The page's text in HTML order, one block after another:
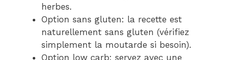
herbes.
Option sans gluten: la recette est
naturellement sans gluten (vérifiez
simplement la moutarde si besoin).
Option low carb: servez avec une